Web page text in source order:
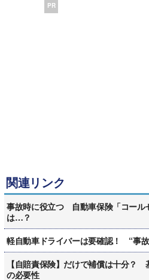
PR
関連リンク
事故時に役立つ 自動車保険「コール
は…？
軽自動車ドライバーは要確認！ “事
【自賠責保険】だけで補償は十分？
の必要性